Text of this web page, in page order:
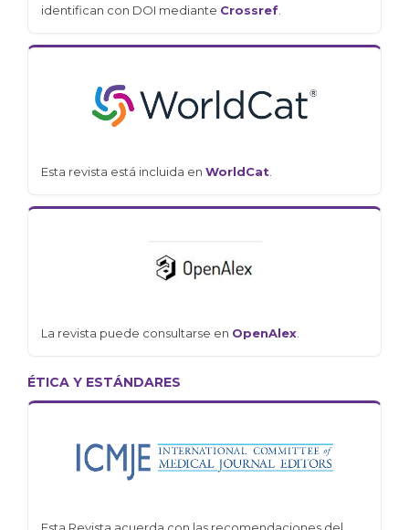
identifican con DOI mediante Crossref
Esta revista está incluida en WorldCat
La revista puede consultarse en OpenAlex
ÉTICA Y ESTÁNDARES